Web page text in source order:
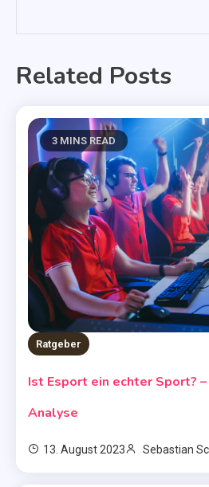
Related Posts
3 MINS READ
Ratgeber
Ist Esport ein echter Sport?
Analyse
13. August 2023 Sebastian